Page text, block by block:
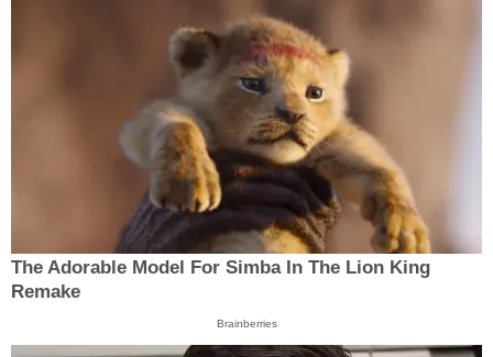
The Adorable Model For Simba In The Lion King
Remake
Brainberries